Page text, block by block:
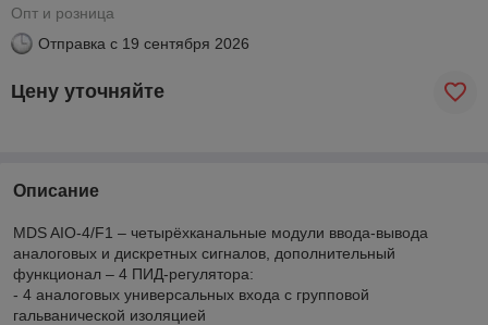
Опт и розница
Отправка с 19 сентября 2026
Цену уточняйте
Описание
MDS AIO-4/F1 – четырёхканальные модули ввода-вывода
аналоговых и дискретных сигналов, дополнительный
функционал – 4 ПИД-регулятора:
- 4 аналоговых универсальных входа с групповой
гальванической изоляцией